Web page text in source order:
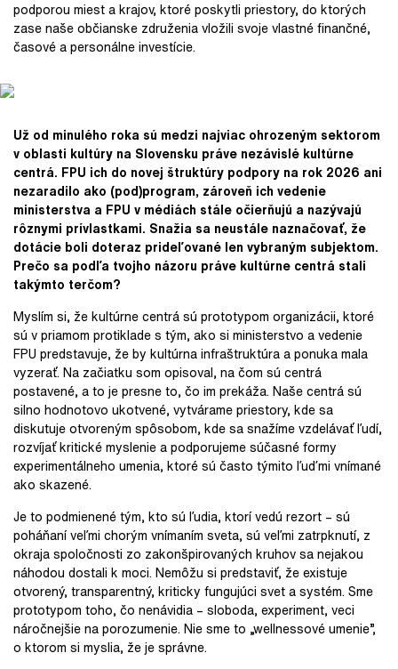
podporou miest a krajov, ktoré poskytli priestory, do ktorých
zase naše občianske združenia vložili svoje vlastné finančné,
časové a personálne investície.
Už od minulého roka sú medzi najviac ohrozeným sektorom
v oblasti kultúry na Slovensku práve nezávislé kultúrne
centrá. FPU ich do novej štruktúry podpory na rok 2026 ani
nezaradilo ako (pod)program, zároveň ich vedenie
ministerstva a FPU v médiách stále očierňujú a nazývajú
rôznymi prívlastkami. Snažia sa neustále naznačovať, že
dotácie boli doteraz prideľované len vybraným subjektom.
Prečo sa podľa tvojho názoru práve kultúrne centrá stali
takýmto terčom?
Myslím si, že kultúrne centrá sú prototypom organizácii, ktoré
sú v priamom protiklade s tým, ako si ministerstvo a vedenie
FPU predstavuje, že by kultúrna infraštruktúra a ponuka mala
vyzerať. Na začiatku som opisoval, na čom sú centrá
postavené, a to je presne to, čo im prekáža. Naše centrá sú
silno hodnotovo ukotvené, vytvárame priestory, kde sa
diskutuje otvoreným spôsobom, kde sa snažíme vzdelávať ľudí,
rozvíjať kritické myslenie a podporujeme súčasné formy
experimentálneho umenia, ktoré sú často týmito ľuďmi vnímané
ako skazené.
Je to podmienené tým, kto sú ľudia, ktorí vedú rezort – sú
poháňaní veľmi chorým vnímaním sveta, sú veľmi zatrpknutí, z
okraja spoločnosti zo zakonšpirovaných kruhov sa nejakou
náhodou dostali k moci. Nemôžu si predstaviť, že existuje
otvorený, transparentný, kriticky fungujúci svet a systém. Sme
prototypom toho, čo nenávidia – sloboda, experiment, veci
náročnejšie na porozumenie. Nie sme to „wellnessové umenie”,
o ktorom si myslia, že je správne.